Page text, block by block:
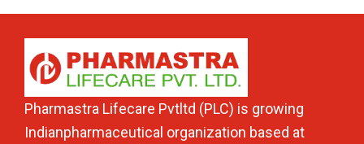
Pharmastra Lifecare Pvtltd (PLC) is growing
Indianpharmaceutical organization based at